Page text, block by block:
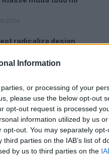
Information
or processing of your
please use the below opt-out
opt-out request is processed
information utilized by us
out. You may separately
parties on the IAB’s list of
by us to third parties on the
2026
radicaliza design
de leão
de contra-relógio,
os seus ciclistas,